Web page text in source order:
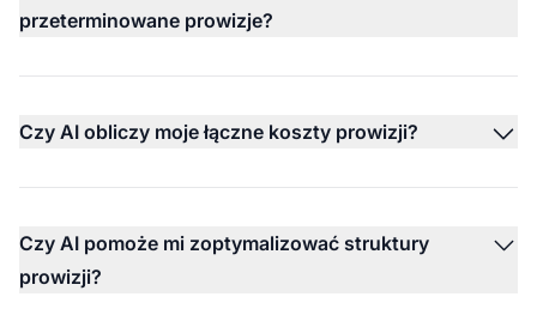
przeterminowane prowizje?
Czy AI obliczy moje łączne koszty prowizji?
Czy AI pomoże mi zoptymalizować struktury
prowizji?